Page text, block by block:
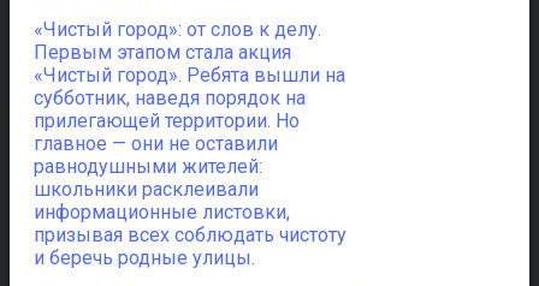
«Чистый город»: от слов к делу.
Первым этапом стала акция
«Чистый город». Ребята вышли на
субботник, наведя порядок на
прилегающей территории. Но
главное — они не оставили
равнодушными жителей:
школьники расклеивали
информационные листовки,
призывая всех соблюдать чистоту
и беречь родные улицы.